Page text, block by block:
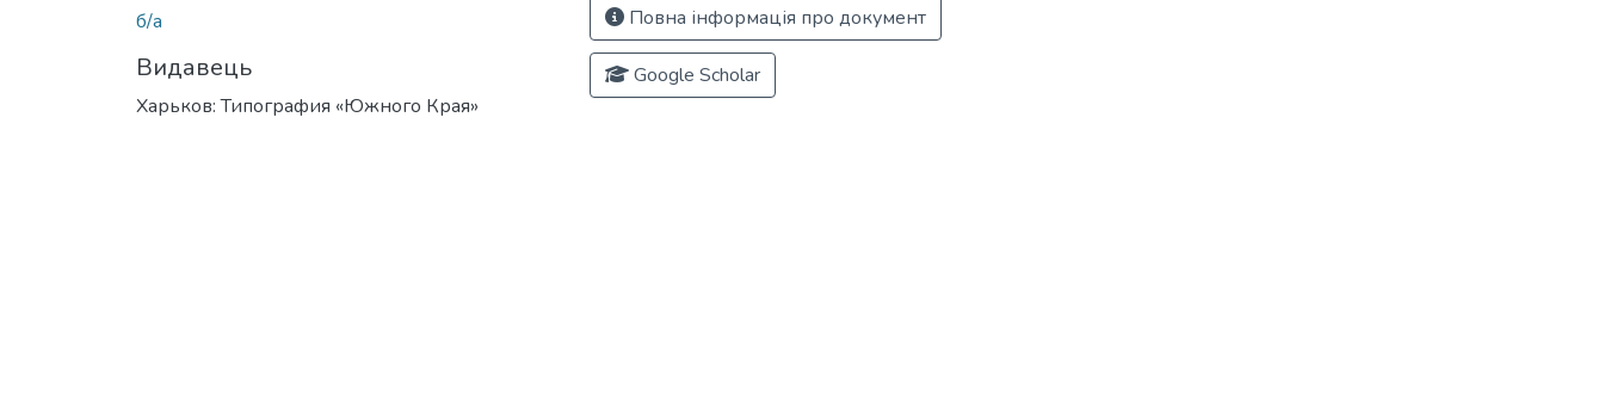
б/а
Видавець
Харьков: Типография «Южного Края»
Повна інформація про документ
Google Scholar